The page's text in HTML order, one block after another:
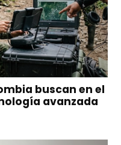
buscan en el
avanzada